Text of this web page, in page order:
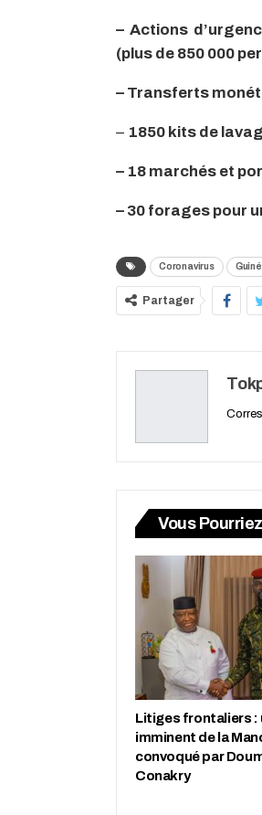
– Actions
(plus de 850 000
– Transferts
– 1850 kits de
– 18 marchés et
– 30 forages pour
Coronavirus
Partager
Vous
Litiges frontaliers :
imminent de la
convoqué par
Conakry